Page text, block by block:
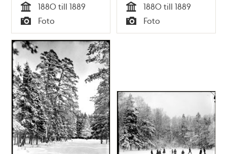
Tid
1880 till 1889
Typ
Foto Tid
1880 till 1889
Typ
Foto